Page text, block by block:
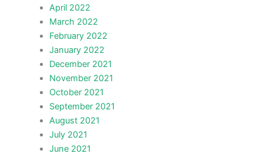
April 2022
March 2022
February 2022
January 2022
December 2021
November 2021
October 2021
September 2021
August 2021
July 2021
June 2021